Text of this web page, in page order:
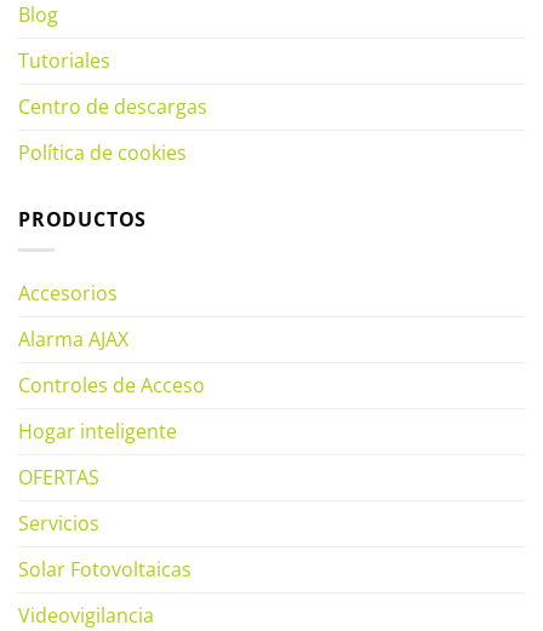
Blog
Tutoriales
Centro de descargas
Política de cookies
PRODUCTOS
Accesorios
Alarma AJAX
Controles de Acceso
Hogar inteligente
OFERTAS
Servicios
Solar Fotovoltaicas
Videovigilancia